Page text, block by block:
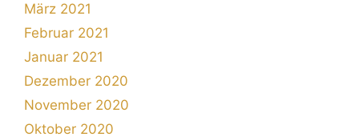
März 2021
Februar 2021
Januar 2021
Dezember 2020
November 2020
Oktober 2020